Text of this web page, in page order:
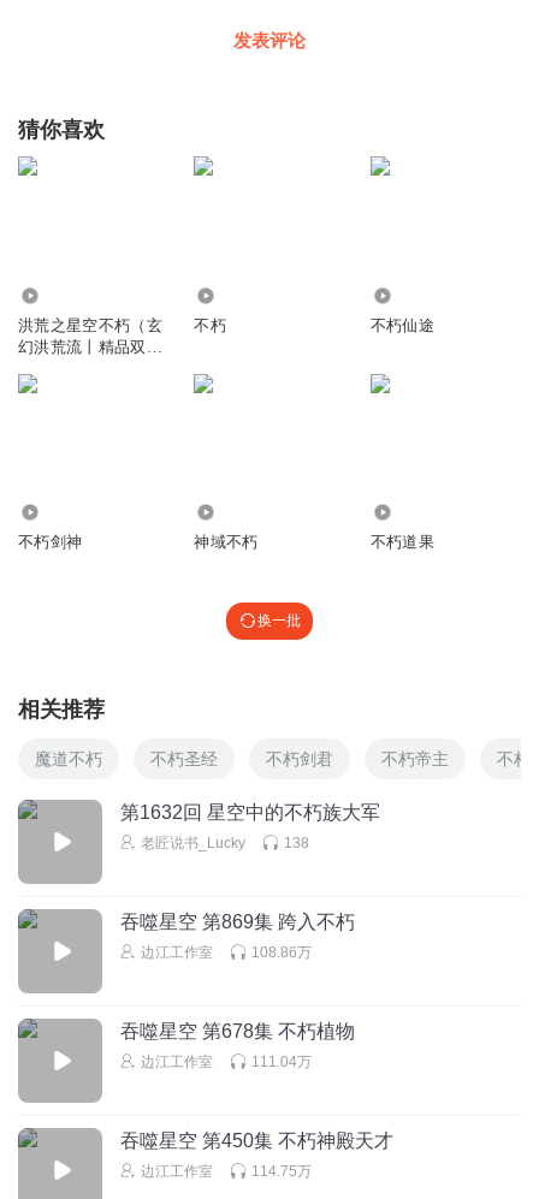
发表评论
猜你喜欢
洪荒之星空不朽（玄
幻洪荒流丨精品双
不朽 不朽仙途
不朽剑神 神域不朽 不朽道果
换一批
相关推荐
魔道不朽 不朽圣经 不朽剑君 不朽帝主 不朽
第1632回 星空中的不朽族大军
老匠说书_Lucky 138
吞噬星空 第869集 跨入不朽
边江工作室 108.86万
吞噬星空 第678集 不朽植物
边江工作室 111.04万
吞噬星空 第450集 不朽神殿天才
边江工作室 114.75万